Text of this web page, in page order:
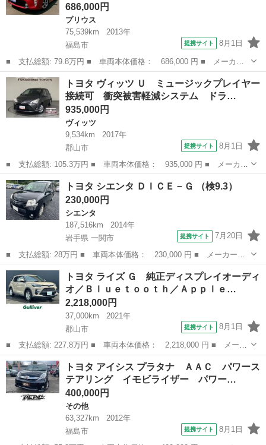
686,000円
プリウス
75,539km
2013年
福島市
提携サイト 8月1日
■ 支払総額: 79.8万円 ■ 車両本体価格： 686,000 円 ■ メーカー
名： トヨタ ■ 車種名： プリウス ■ グレード名： Ｓ 後期
型・純正ＳＤナビ・地デジ・バックカメラ・Ｂｌｕｅｔｏｏｔｈ・ビ
ルドインＥＴＣ...
福島 福島市 プリウス
トヨタ ヴィッツ Ｕ ミュージックプレイヤー
接続可 衝突被害軽減システム ドラ…
935,000円
ヴィッツ
9,534km
2017年
郡山市
提携サイト 8月1日
■ 支払総額: 105.3万円 ■ 車両本体価格： 935,000 円 ■ メーカー
名： トヨタ ■ 車種名： ヴィッツ ■ グレード名： Ｕ ミュー
ジックプレイヤー接続可 衝突被害軽減システム ドラレコ ワンオ
ーナー 記...
福島 郡山市 ヴィッツ
トヨタ シエンタ ＤＩＣＥ－Ｇ （検9.3）
230,000円
シエンタ
187,516km
2014年
岩手県 一関市
提携サイト 7月20日
■ 支払総額: 28万円 ■ 車両本体価格： 230,000 円 ■ メーカー
名： トヨタ ■ 車種名： シエンタ ■ グレード名： ＤＩＣＥ－
Ｇ ■ 排気量： 1500cc ■ ドア枚数： 5D ■ ミッション： AT4...
岩手 一関市 シエンタ
トヨタ ライズ Ｇ 純正ディスプレイオーディ
オ／Ｂｌｕｅｔｏｏｔｈ／Ａｐｐｌｅ…
2,218,000円
37,000km
2021年
郡山市
提携サイト 8月1日
■ 支払総額: 227.8万円 ■ 車両本体価格： 2,218,000 円 ■ メーカ
ー名： トヨタ ■ 車種名： ライズ ■ グレード名： Ｇ 純正デ
ィスプレイオーディオ／Ｂｌｕｅｔｏｏｔｈ／ＡｐｐｌｅＣａｒＰｌ
ａｙ／Ａ...
福島 郡山市 トヨタ
トヨタ アイシス プラタナ ＡＡＣ パワース
テアリング イモビライザー パワー…
400,000円
その他
63,327km
2012年
福島市
提携サイト 8月1日